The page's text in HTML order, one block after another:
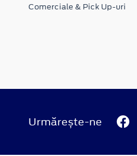
Comerciale & Pick Up-uri
Urmărește-ne